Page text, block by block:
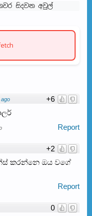
සිදවන අවුල්
+6
Report
+2
කරන්නෙ ඔය වගේ
Report
0